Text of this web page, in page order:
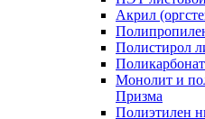
Акрил
Полистирол
Монолит и
Призма
Полиэтилен